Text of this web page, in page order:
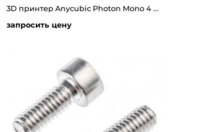
3D принтер Anycubic Photon Mono 4 Ultra
запросить цену